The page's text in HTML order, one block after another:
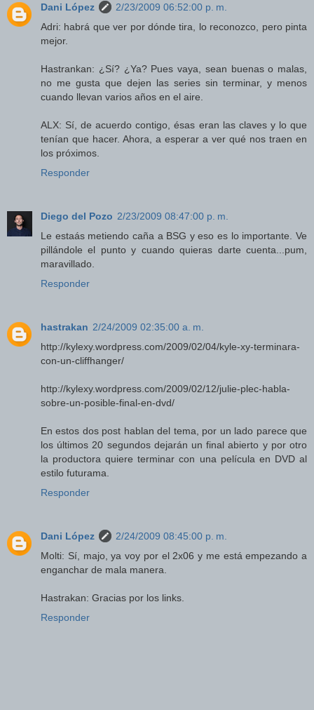
Dani López
2/23/2009 06:52:00 p. m.
Adri: habrá que ver por dónde tira, lo reconozco, pero pinta
mejor.
Hastrankan: ¿Sí? ¿Ya? Pues vaya, sean buenas o malas,
no me gusta que dejen las series sin terminar, y menos
cuando llevan varios años en el aire.
ALX: Sí, de acuerdo contigo, ésas eran las claves y lo que
tenían que hacer. Ahora, a esperar a ver qué nos traen en
los próximos.
Responder
Diego del Pozo 2/23/2009 08:47:00 p. m.
Le estaás metiendo caña a BSG y eso es lo importante. Ve
pillándole el punto y cuando quieras darte cuenta...pum,
maravillado.
Responder
hastrakan 2/24/2009 02:35:00 a. m.
http://kylexy.wordpress.com/2009/02/04/kyle-xy-terminara-
con-un-cliffhanger/
http://kylexy.wordpress.com/2009/02/12/julie-plec-habla-
sobre-un-posible-final-en-dvd/
En estos dos post hablan del tema, por un lado parece que
los últimos 20 segundos dejarán un final abierto y por otro
la productora quiere terminar con una película en DVD al
estilo futurama.
Responder
Dani López
2/24/2009 08:45:00 p. m.
Molti: Sí, majo, ya voy por el 2x06 y me está empezando a
enganchar de mala manera.
Hastrakan: Gracias por los links.
Responder